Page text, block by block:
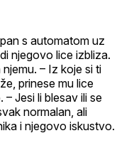
s automatom uz
njegovo lice izbliza.
– Iz koje si ti
prinese mu lice
Jesi li blesav ili se
normalan, ali
i njegovo iskustvo.